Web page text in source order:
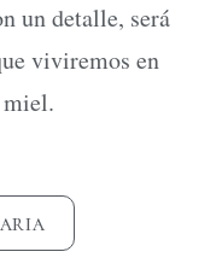
un detalle, será
viviremos en
miel.